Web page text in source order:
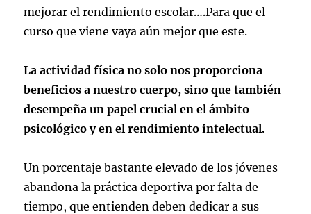
mejorar el rendimiento escolar….Para que el
curso que viene vaya aún mejor que este.
La actividad física no solo nos proporciona
beneficios a nuestro cuerpo, sino que también
desempeña un papel crucial en el ámbito
psicológico y en el rendimiento intelectual.
Un porcentaje bastante elevado de los jóvenes
abandona la práctica deportiva por falta de
tiempo, que entienden deben dedicar a sus